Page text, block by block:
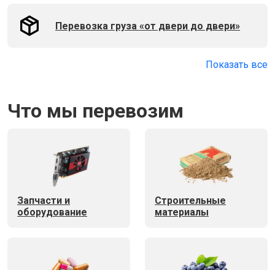
Перевозка груза «от двери до двери»
Показать все
Что мы перевозим
Запчасти и
оборудование
Строительные
материалы